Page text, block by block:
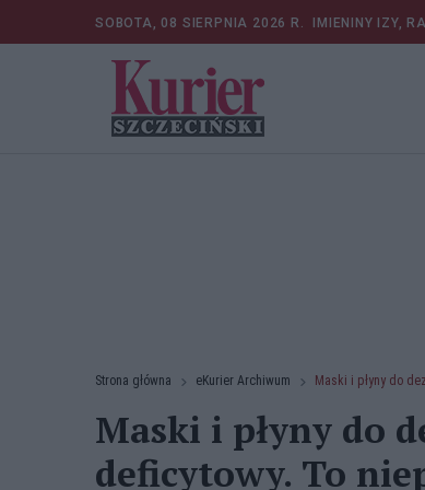
SOBOTA, 08 SIERPNIA 2026 R. IMIENINY IZY,
Strona główna eKurier Archiwum Maski i płyny do
Maski i płyny do
deficytowy. To